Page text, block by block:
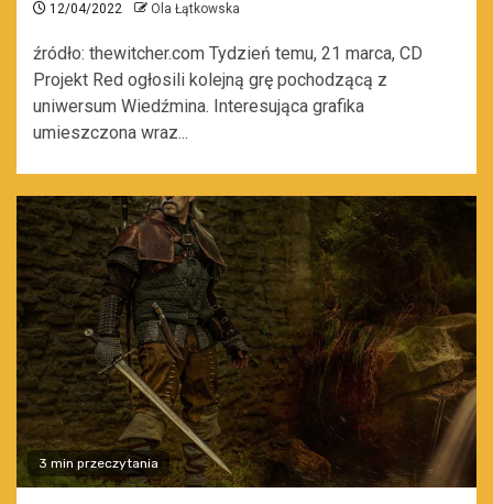
12/04/2022 Ola Łątkowska
źródło: thewitcher.com Tydzień temu, 21 marca, CD
Projekt Red ogłosili kolejną grę pochodzącą z
uniwersum Wiedźmina. Interesująca grafika
umieszczona wraz...
3 min przeczytania